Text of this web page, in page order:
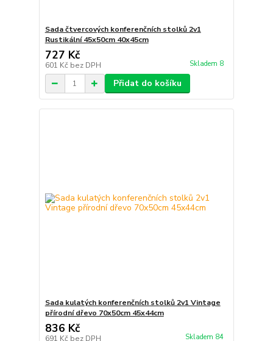
Sada čtvercových konferenčních stolků 2v1
Rustikální 45x50cm 40x45cm
727 Kč
601 Kč bez DPH Skladem 8
Přidat do košíku
Sada kulatých konferenčních stolků 2v1 Vintage
přírodní dřevo 70x50cm 45x44cm
836 Kč
691 Kč bez DPH Skladem 84